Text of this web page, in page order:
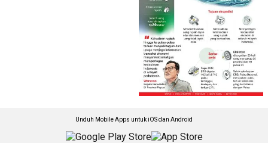
Unduh Mobile Apps untuk iOS dan Android